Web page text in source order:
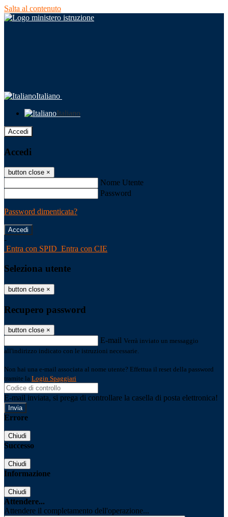
Salta al contenuto
Italiano
Italiano
Accedi
Accedi
button close ×
Nome Utente
Password
Password dimenticata?
-
Entra con SPID Entra con CIE
Seleziona utente
button close ×
Recupero password
button close ×
E-mail Verrà inviato un messaggio
all'indirizzo indicato con le istruzioni necessarie.
Non hai una e-mail associata al nome utente? Effettua il reset della password
tramite la Login Spaggiari
E-mail inviata, si prega di controllare la casella di posta elettronica!
Errore
Chiudi
Successo
Chiudi
Informazione
Chiudi
Attendere...
Attendere il completamento dell'operazione...